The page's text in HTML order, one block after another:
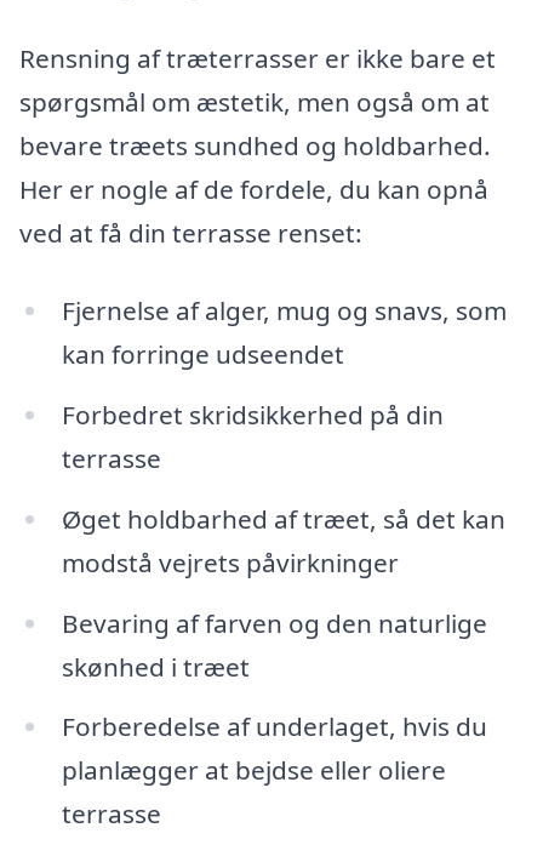
Rensning af træterrasser er ikke bare et
spørgsmål om æstetik, men også om at
bevare træets sundhed og holdbarhed.
Her er nogle af de fordele, du kan opnå
ved at få din terrasse renset:
Fjernelse af alger, mug og snavs, som
kan forringe udseendet
Forbedret skridsikkerhed på din
terrasse
Øget holdbarhed af træet, så det kan
modstå vejrets påvirkninger
Bevaring af farven og den naturlige
skønhed i træet
Forberedelse af underlaget, hvis du
planlægger at bejdse eller oliere
terrasse